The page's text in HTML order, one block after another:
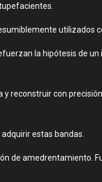
utilizados
la hipótesis de
y reconstruir con
estas bandas.
de amedrentamiento.